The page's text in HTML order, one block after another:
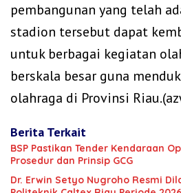
pembangunan yang telah
stadion tersebut dapat
untuk berbagai kegiatan
berskala besar guna
olahraga di Provinsi
Berita Terkait
BSP Pastikan Tender Kendaraan
Prosedur dan Prinsip GCG
‎Dr. Erwin Setyo Nugroho Resmi